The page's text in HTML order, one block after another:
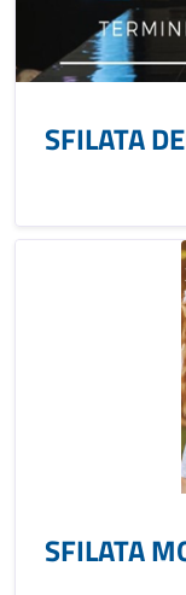
SFILATA
SFILATA